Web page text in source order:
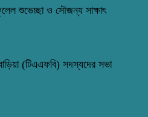
শুভেচ্ছা ও সৌজন্য সাক্ষাৎ
(টিএএফবি) সদস্যদের সভা